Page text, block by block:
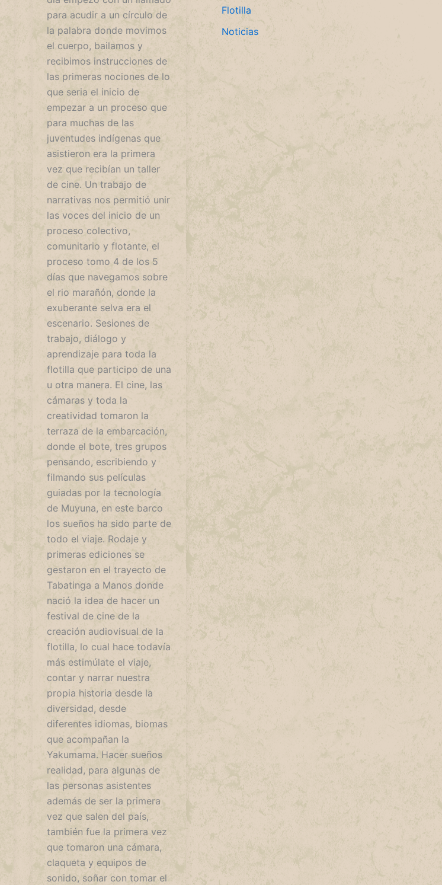
para acudir a un círculo de
la palabra donde movimos
el cuerpo, bailamos y
recibimos instrucciones de
las primeras nociones de lo
que seria el inicio de
empezar a un proceso que
para muchas de las
juventudes indígenas que
asistieron era la primera
vez que recibían un taller
de cine. Un trabajo de
narrativas nos permitió unir
las voces del inicio de un
proceso colectivo,
comunitario y flotante, el
proceso tomo 4 de los 5
días que navegamos sobre
el rio marañón, donde la
exuberante selva era el
escenario. Sesiones de
trabajo, diálogo y
aprendizaje para toda la
flotilla que participo de una
u otra manera. El cine, las
cámaras y toda la
creatividad tomaron la
terraza de la embarcación,
donde el bote, tres grupos
pensando, escribiendo y
filmando sus películas
guiadas por la tecnología
de Muyuna, en este barco
los sueños ha sido parte de
todo el viaje. Rodaje y
primeras ediciones se
gestaron en el trayecto de
Tabatinga a Manos donde
nació la idea de hacer un
festival de cine de la
creación audiovisual de la
flotilla, lo cual hace todavía
más estimúlate el viaje,
contar y narrar nuestra
propia historia desde la
diversidad, desde
diferentes idiomas, biomas
que acompañan la
Yakumama. Hacer sueños
realidad, para algunas de
las personas asistentes
además de ser la primera
vez que salen del país,
también fue la primera vez
que tomaron una cámara,
claqueta y equipos de
sonido, soñar con tomar el
Flotilla
Noticias